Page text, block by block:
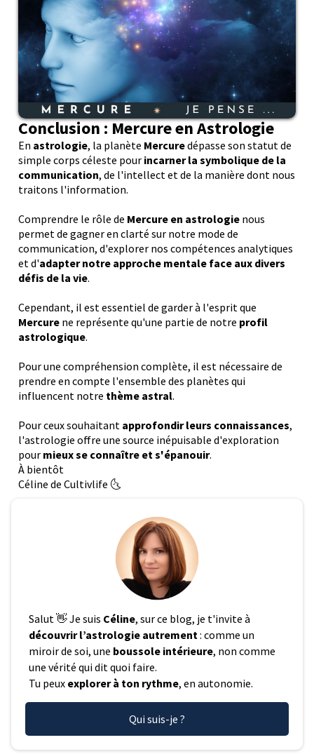
Conclusion : Mercureen Astrologie
En astrologie, la planète Mercuredépasse son statut de
simple corps céleste pour incarner la symbolique de la
communication, de l'intellect et de la manière dont nous
traitons l'information.
Comprendre le rôle de Mercure en astrologie nous
permet de gagner en clarté sur notre mode de
communication, d'explorer nos compétences analytiques
et d'adapter notre approche mentale face aux divers
défis de la vie.
Cependant, il est essentiel de garder à l'esprit que
Mercure ne représente qu'une partie de notre profil
astrologique.
Pour une compréhension complète, il est nécessaire de
prendre en compte l'ensemble des planètes qui
influencent notre thème astral.
Pour ceux souhaitant approfondir leurs connaissances,
l'astrologie offre une source inépuisable d'exploration
pour mieux se connaître et s'épanouir.
À bientôt
Céline de Cultivlife 🌜
Salut 👋 Je suis Céline, sur ce blog, je t'invite à
découvrir l’astrologie autrement: comme un
miroir de soi, une boussole intérieure, non comme
une vérité qui dit quoi faire.
Tu peux explorer à ton rythme, en autonomie.
Qui suis-je ?